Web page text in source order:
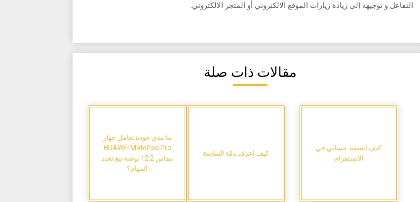
التفاعل و توجيهه إلى زيادة زيارات الموقع الالكتروني أو المتجر الالكتروني.
مقالات ذات صلة
كيف استعيد حسابي في
الانستقرام
كيف اعرف دقة الشاشة
ما مدى جودة تعامل جهاز
HUAWEI MatePad Pro
مقاس 12.2 بوصة مع تعدد
المهام؟